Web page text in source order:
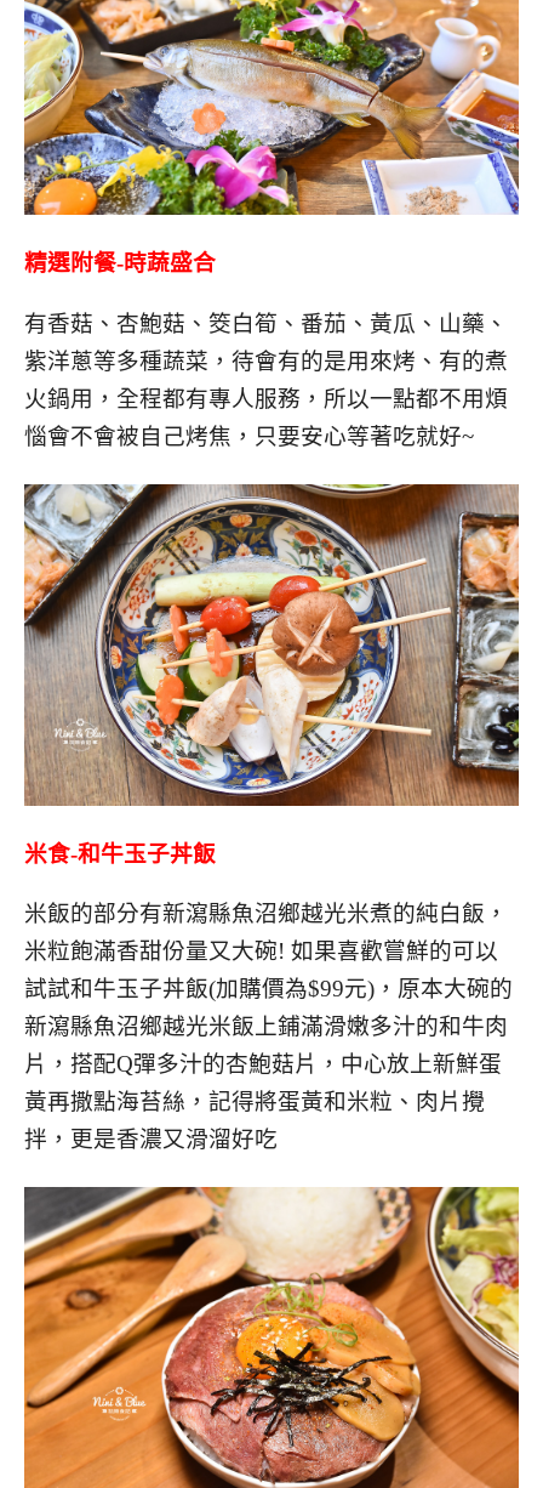
精選附餐-時蔬盛合
有香菇、杏鮑菇、筊白筍、番茄、黃瓜、山藥、
紫洋蔥等多種蔬菜，待會有的是用來烤、有的煮
火鍋用，全程都有專人服務，所以一點都不用煩
惱會不會被自己烤焦，只要安心等著吃就好~
米食-和牛玉子丼飯
米飯的部分有新瀉縣魚沼鄉越光米煮的純白飯，
米粒飽滿香甜份量又大碗! 如果喜歡嘗鮮的可以
試試和牛玉子丼飯(加購價為$99元)，原本大碗的
新瀉縣魚沼鄉越光米飯上鋪滿滑嫩多汁的和牛肉
片，搭配Q彈多汁的杏鮑菇片，中心放上新鮮蛋
黃再撒點海苔絲，記得將蛋黃和米粒、肉片攪
拌，更是香濃又滑溜好吃